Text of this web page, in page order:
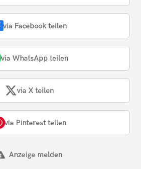
via Facebook teilen
via WhatsApp teilen
via X teilen
via Pinterest teilen
Anzeige melden